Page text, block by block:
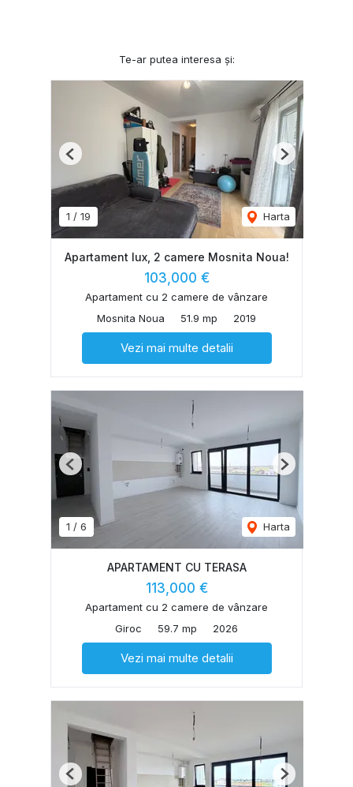
Te-ar putea interesa și:
1 / 19 Harta
Previous Next
Apartament lux, 2 camere Mosnita Noua!
103,000 €
Apartament cu 2 camere de vânzare
Mosnita Noua
51.9 mp 2019
Vezi mai multe detalii
1 / 6 Harta
Previous Next
APARTAMENT CU TERASA
113,000 €
Apartament cu 2 camere de vânzare
Giroc
59.7 mp 2026
Vezi mai multe detalii
Previous Next